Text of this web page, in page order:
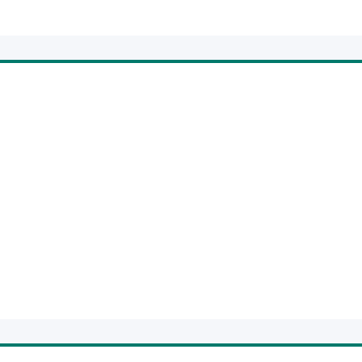
прочность этого материала в 200 раз больше чем